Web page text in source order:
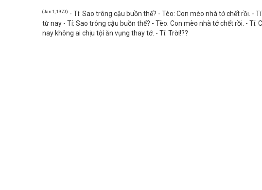
(Jan 1, 1970) - Tí: Sao trông cậu buồn thế? - Tèo: Con mèo nhà tớ chết rồi. -
từ nay - Tí: Sao trông cậu buồn thế? - Tèo: Con mèo nhà tớ chết rồi. - Tí:
nay không ai chịu tội ăn vụng thay tớ. - Tí: Trời!??